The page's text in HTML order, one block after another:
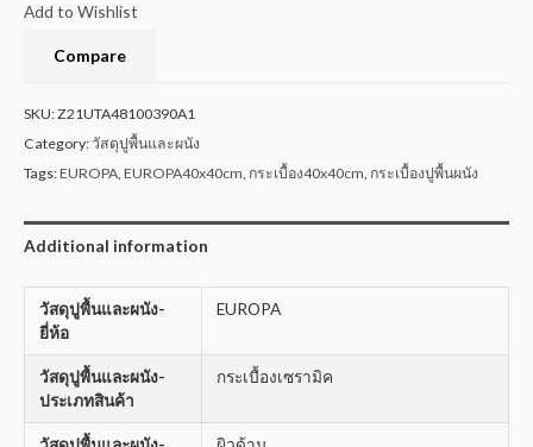
Add to Wishlist
Compare
SKU:Z21UTA48100390A1
Category:วัสดุปูพื้นและผนัง
Tags:EUROPA EUROPA40x40cm กระเบื้อง40x40cm กระเบื้องปูพื้นผนัง
Additional information
วัสดุปูพื้นและผนัง-
ยี่ห้อ
EUROPA
วัสดุปูพื้นและผนัง-
ประเภทสินค้า
กระเบื้องเซรามิค